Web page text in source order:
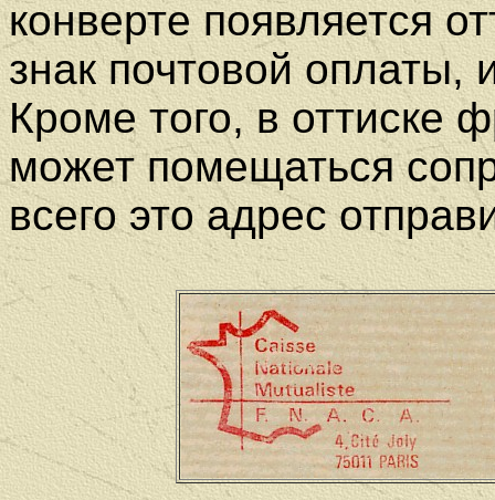
конверте появляется
знак почтовой
Кроме того, в оттиске
может помещаться
всего это адрес